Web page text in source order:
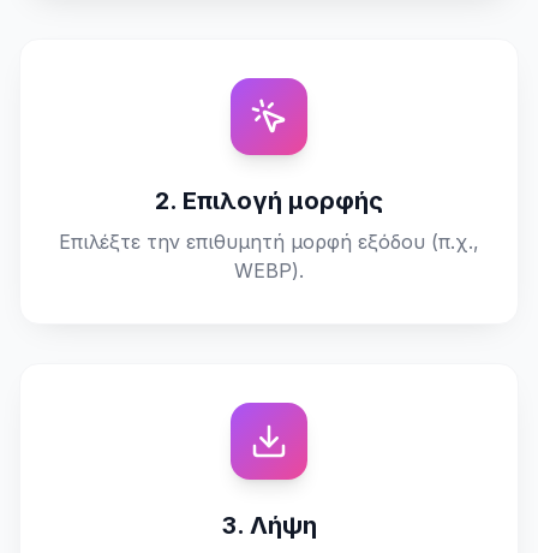
2. Επιλογή μορφής
Επιλέξτε την επιθυμητή μορφή εξόδου (π.χ.,
WEBP).
3. Λήψη